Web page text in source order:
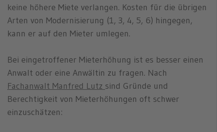
keine höhere Miete verlangen. Kosten für die übrigen
Arten von Modernisierung (1, 3, 4, 5, 6) hingegen,
kann er auf den Mieter umlegen.
Bei eingetroffener Mieterhöhung ist es besser einen
Anwalt oder eine Anwältin zu fragen. Nach
Fachanwalt Manfred Lutz sind Gründe und
Berechtigkeit von Mieterhöhungen oft schwer
einzuschätzen: